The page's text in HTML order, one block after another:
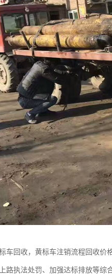
车回收，黄标车注销流程回收价
路执法处罚、加强达标排放等综